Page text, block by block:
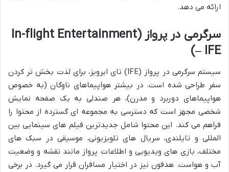
ارائه می دهد.
سرگرمی در پرواز (In-flight Entertainment
– IFE)
سیستم سرگرمی در پرواز (IFE) تای ایرویز، برای لذت بخش تر کردن
سفر طراحی شده است. در بیشتر هواپیماهای ناوگان (به خصوص
هواپیماهای دوربرد و مدرن)، هر صندلی به یک صفحه نمایش
شخصی مجهز است که دسترسی به مجموعه ای گسترده از محتوا را
فراهم می کند. این محتوا شامل جدیدترین فیلم های سینمایی بین
المللی و تایلندی، سریال های تلویزیونی، موسیقی در سبک های
مختلف، بازی های ویدیویی و اطلاعات پرواز مانند نقشه و وضعیت
آب و هواست. هدفون نیز در اختیار مسافران قرار می گیرد. در برخی